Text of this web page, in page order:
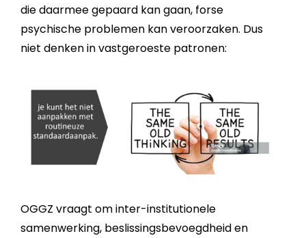
die daarmee gepaard kan gaan, forse
psychische problemen kan veroorzaken. Dus
niet denken in vastgeroeste patronen:
OGGZ vraagt om inter-institutionele
samenwerking, beslissingsbevoegdheid en